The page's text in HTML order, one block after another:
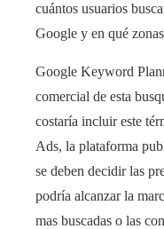
cuántos usuarios
Google y en qué
Google Keyword
comercial de esta
costaría incluir este
Ads, la plataforma
se deben decidir las
podría alcanzar la
mas buscadas o las